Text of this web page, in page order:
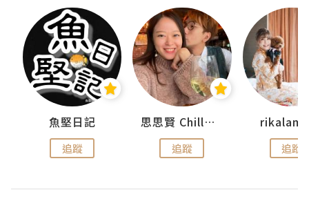
魚堅日記
追蹤
思思賢 ChillMyBabe
追蹤 追蹤